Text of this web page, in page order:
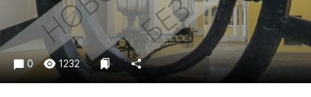
Образование
Общество
Погода
Праздники
0 1232